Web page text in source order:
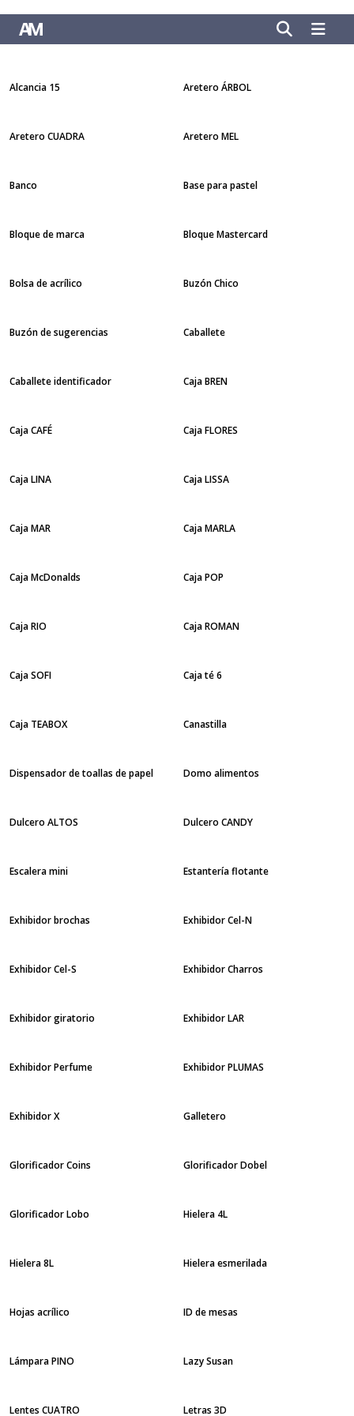
Alcancia 15 Aretero ÁRBOL
Aretero CUADRA Aretero MEL
Banco Base para pastel
Bloque de marca Bloque Mastercard
Bolsa de acrílico Buzón Chico
Buzón de sugerencias Caballete
Caballete identificador Caja BREN
Caja CAFÉ Caja FLORES
Caja LINA Caja LISSA
Caja MAR Caja MARLA
Caja McDonalds Caja POP
Caja RIO Caja ROMAN
Caja SOFI Caja té 6
Caja TEABOX Canastilla
Dispensador de toallas de papel Domo alimentos
Dulcero ALTOS Dulcero CANDY
Escalera mini Estantería flotante
Exhibidor brochas Exhibidor Cel-N
Exhibidor Cel-S Exhibidor Charros
Exhibidor giratorio Exhibidor LAR
Exhibidor Perfume Exhibidor PLUMAS
Exhibidor X Galletero
Glorificador Coins Glorificador Dobel
Glorificador Lobo Hielera 4L
Hielera 8L Hielera esmerilada
Hojas acrílico ID de mesas
Lámpara PINO Lazy Susan
Lentes CUATRO Letras 3D